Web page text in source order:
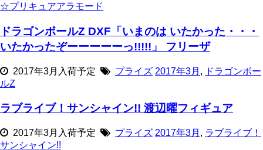
☆プリキュアアラモード
ドラゴンボールZ DXF「いまのは いたかった・・・
いたかったぞーーーーーっ!!!!!」 フリーザ
プライズ 2017年3月 , ドラゴンボー
ルZ
ラブライブ！サンシャイン!! 渡辺曜フィギュア
プライズ 2017年3月 , ラブライブ！
サンシャイン!!